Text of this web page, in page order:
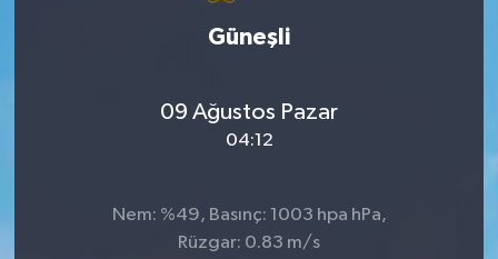
Güneşli
09 Ağustos Pazar
04:12
Nem: %49, Basınç: 1003 hpa hPa,
Rüzgar: 0.83 m/s